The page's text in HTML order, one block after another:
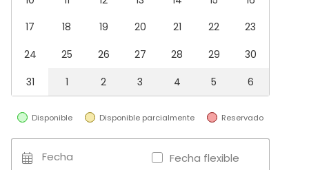
Boda
Reunión / Workshop
Conferencia / Formación
Fiesta de empresa
Celebración familiar
Team building / Recreación
17
18 19 20 21 22
23
24
25 26 27 28 29
30
31
1 2 3 4 5 6
Disponible Disponible parcialmente Reservado
Fecha Fecha flexible